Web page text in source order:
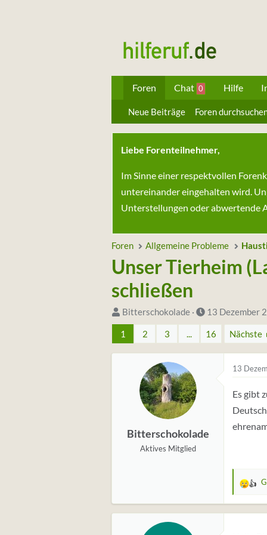
Foren Chat 0 Hilfe
Neue Beiträge Foren
Liebe Forenteilnehmer,
Im Sinne einer respektvollen
untereinander eingehalten wird.
Unterstellungen oder abwertende
Foren Allgemeine Probleme
Unser Tierheim
schließen
S
t
a
r
Bitterschokolade
D
a
t
u
r
13 Dezember
1 2 3 ... 16 Nächste
Bitterschokolade
Aktives Mitglied
13
Es gibt
W
r